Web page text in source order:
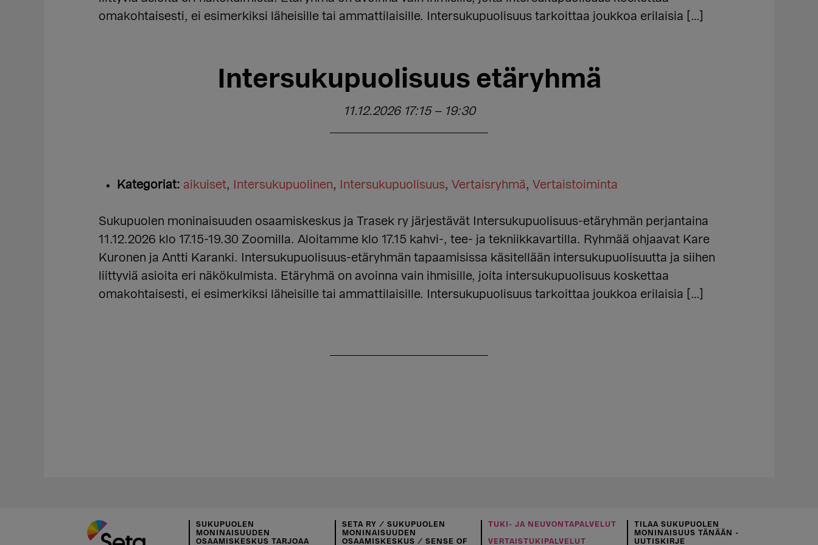
omakohtaisesti, ei esimerkiksi läheisille tai ammattilaisille. Intersukupuolisuus tarkoittaa joukkoa erilaisia […]
Intersukupuolisuus etäryhmä
11.12.2026 17:15– 19:30
Kategoriat: aikuiset, Intersukupuolinen, Intersukupuolisuus, Vertaisryhmä, Vertaistoiminta
Sukupuolen moninaisuuden osaamiskeskus ja Trasek ry järjestävät Intersukupuolisuus-etäryhmän perjantaina
11.12.2026 klo 17.15-19.30 Zoomilla. Aloitamme klo 17.15 kahvi-, tee- ja tekniikkavartilla. Ryhmää ohjaavat Kare
Kuronen ja Antti Karanki. Intersukupuolisuus-etäryhmän tapaamisissa käsitellään intersukupuolisuutta ja siihen
liittyviä asioita eri näkökulmista. Etäryhmä on avoinna vain ihmisille, joita intersukupuolisuus koskettaa
omakohtaisesti, ei esimerkiksi läheisille tai ammattilaisille. Intersukupuolisuus tarkoittaa joukkoa erilaisia […]
SUKUPUOLEN
MONINAISUUDEN
OSAAMISKESKUS TARJOAA
SETA RY / SUKUPUOLEN
MONINAISUUDEN
OSAAMISKESKUS / SENSE OF
TUKI- JA NEUVONTAPALVELUT
VERTAISTUKIPALVELUT
TILAA SUKUPUOLEN
MONINAISUUS TÄNÄÄN -
UUTISKIRJE